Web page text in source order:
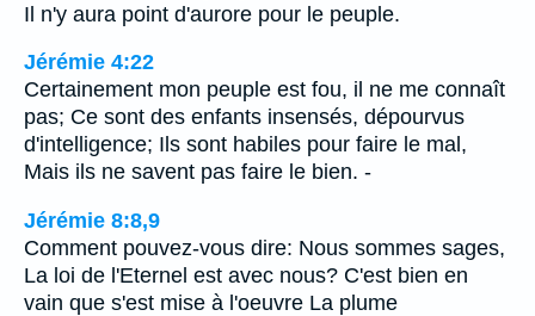
Il n'y aura point d'aurore pour le peuple.
Jérémie 4:22
Certainement mon peuple est fou, il ne me connaît
pas; Ce sont des enfants insensés, dépourvus
d'intelligence; Ils sont habiles pour faire le mal,
Mais ils ne savent pas faire le bien. -
Jérémie 8:8,9
Comment pouvez-vous dire: Nous sommes sages,
La loi de l'Eternel est avec nous? C'est bien en
vain que s'est mise à l'oeuvre La plume